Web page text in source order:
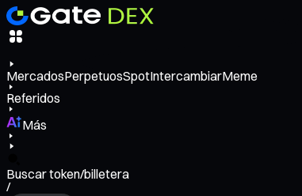
MercadosPerpetuosSpotIntercambiarMeme
Referidos
Más
Buscar token/billetera
/